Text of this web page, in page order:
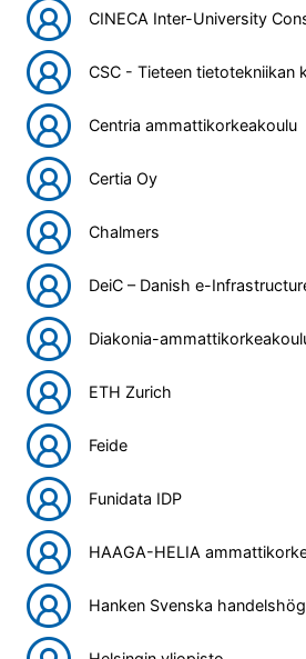
CINECA Inter-University
CSC - Tieteen tietotekniikan
Centria ammattikorkeakoulu
Certia Oy
Chalmers
DeiC – Danish e-
Diakonia-
ETH Zurich
Feide
Funidata IDP
HAAGA-HELIA
Hanken Svenska